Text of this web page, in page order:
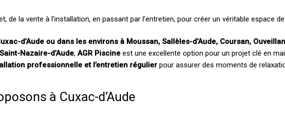
de la vente à l’installation, en passant par l’entretien, pour créer un véritable espace
d’Aude ou dans les environs à Moussan, Sallèles-d’Aude, Coursan,
Nazaire-d’Aude,AGR Piscine est une excellente option pour un projet clé en
professionnelle et l’entretien régulier pour assurer des moments de
à Cuxac-d’Aude